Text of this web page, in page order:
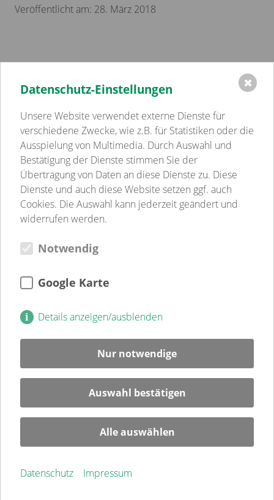
Veröffentlicht am: 28. März 2018
Einrichtungen
Volkssolidarität Schwerin - Westmecklenburg e.V.
Kindertagesstätten
Pflege
Betreutes Wohnen
Sozialpsychiatrie
Jugend-, Familien- & Schulsozialarbeit
Begegnungsstätten
Gastronomie
Weitere Einrichtungen
Spenden
Ehrenamt
Karriere
Blog
Service
Impressum
Datenschutz-Einstellungen
Unsere Website verwendet externe Dienste für
verschiedene Zwecke, wie z.B. für Statistiken oder die
Ausspielung von Multimedia. Durch Auswahl und
Bestätigung der Dienste stimmen Sie der
Übertragung von Daten an diese Dienste zu. Diese
Dienste und auch diese Website setzen ggf. auch
Cookies. Die Auswahl kann jederzeit geändert und
widerrufen werden.
Notwendig
Google Karte
Details anzeigen/ausblenden
Nur notwendige
Auswahl bestätigen
Alle auswählen
Datenschutz Impressum
✖